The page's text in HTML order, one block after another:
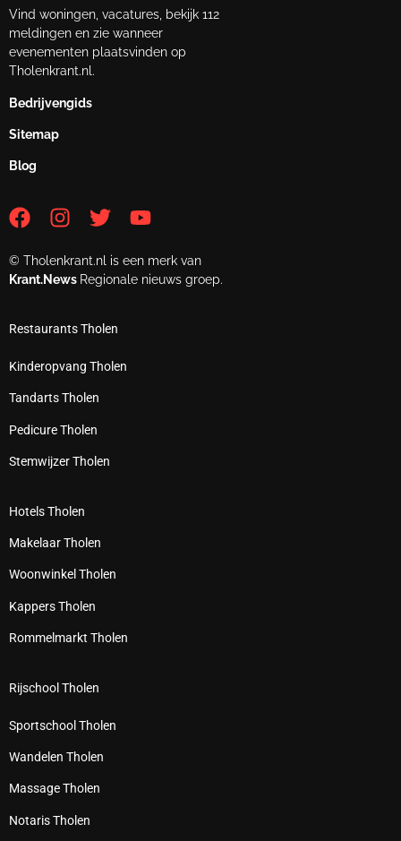
Vind woningen, vacatures, bekijk 112
meldingen en zie wanneer
evenementen plaatsvinden op
Tholenkrant.nl.
Bedrijvengids
Sitemap
Blog
© Tholenkrant.nl is een merk van
Krant.News Regionale nieuws groep.
Restaurants Tholen
Kinderopvang Tholen
Tandarts Tholen
Pedicure Tholen
Stemwijzer Tholen
Hotels Tholen
Makelaar Tholen
Woonwinkel Tholen
Kappers Tholen
Rommelmarkt Tholen
Rijschool Tholen
Sportschool Tholen
Wandelen Tholen
Massage Tholen
Notaris Tholen